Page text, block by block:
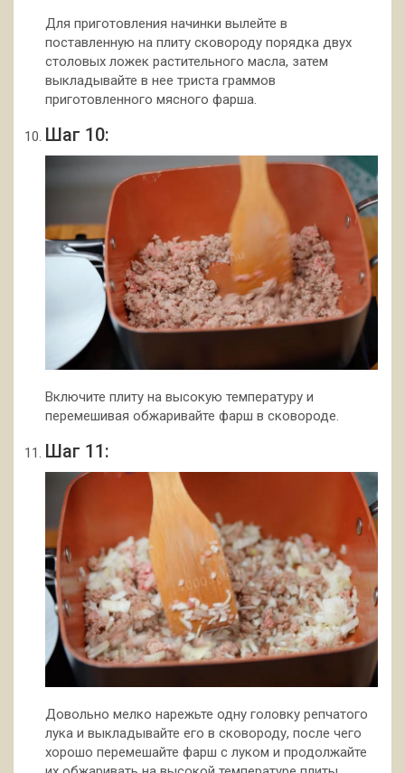
Для приготовления начинки вылейте в
поставленную на плиту сковороду порядка двух
столовых ложек растительного масла, затем
выкладывайте в нее триста граммов
приготовленного мясного фарша.
Шаг 10:
Включите плиту на высокую температуру и
перемешивая обжаривайте фарш в сковороде.
Шаг 11:
Довольно мелко нарежьте одну головку репчатого
лука и выкладывайте его в сковороду, после чего
хорошо перемешайте фарш с луком и продолжайте